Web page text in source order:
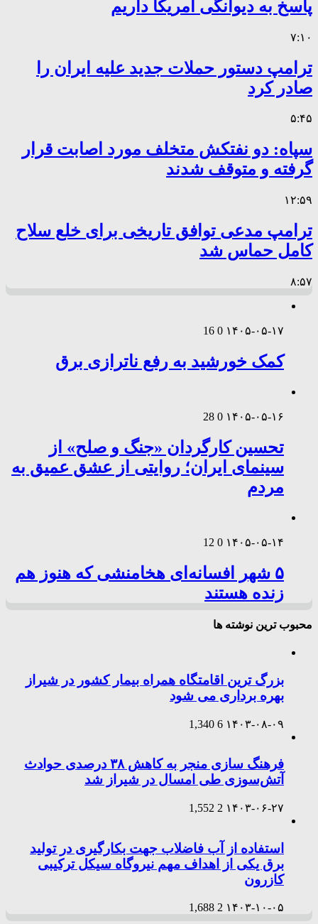
پاسخ به دیوانگی آمریکا داریم
۷:۱۰
ترامپ دستور حملات جدید علیه ایران را
صادر کرد
۵:۴۵
سپاه: دو نفتکش متخلف مورد اصابت قرار
گرفته و متوقف شدند
۱۲:۵۹
ترامپ مدعی توافق تاریخی برای خلع سلاح
کامل حماس شد
۸:۵۷
۱۴۰۵-۰۵-۱۷ 0
16
کمک خورشید به رفع ناترازی برق
۱۴۰۵-۰۵-۱۶ 0
28
تحسین کارگردان «جنگ و صلح» از
سینمای ایران؛ روایتی از عشق عمیق به
مردم
۱۴۰۵-۰۵-۱۴ 0
12
۵ شهر افسانه‌ای هخامنشی که هنوز هم
زنده هستند
محبوب ترین نوشته ها
بزرگ ترین اقامتگاه همراه بیمار کشور در شیراز
بهره برداری می شود
۱۴۰۳-۰۸-۰۹ 6
1,340
فرهنگ سازی منجر به کاهش ۳۸ درصدی حوادث
آتش‌سوزی طی امسال در شیراز شد
۱۴۰۳-۰۶-۲۷ 2
1,552
استفاده از آب فاضلاب جهت بکارگیری در تولید
برق یکی از اهداف مهم نیروگاه سیکل ترکیبی
کازرون
۱۴۰۳-۱۰-۰۵ 2
1,688